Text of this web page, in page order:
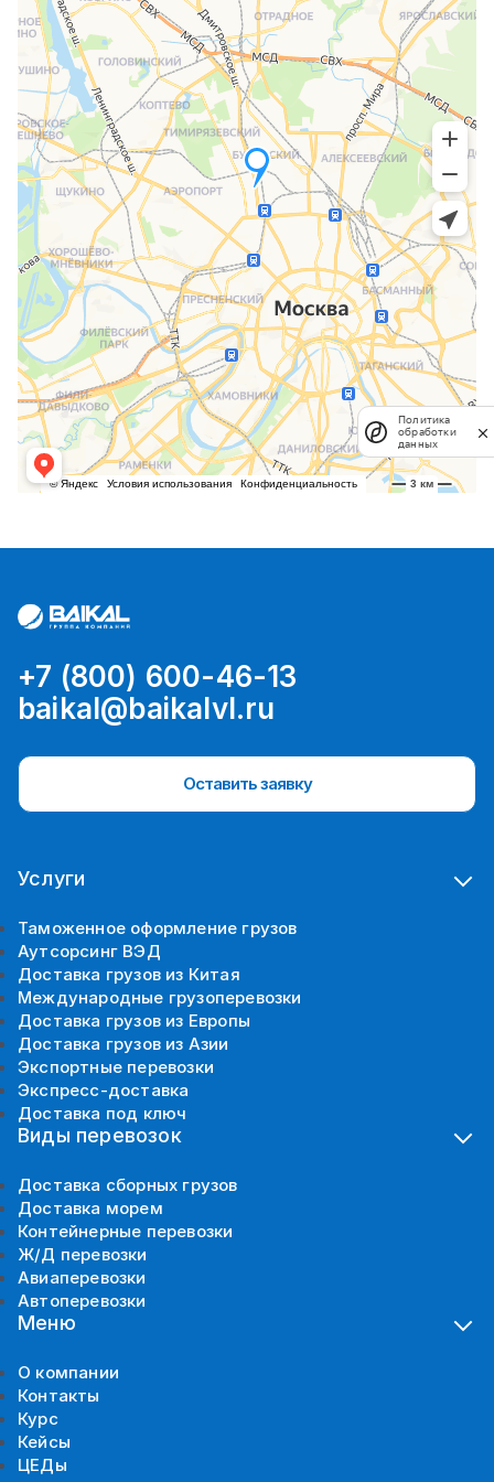
+7 (800) 600-46-13
baikal@baikalvl.ru
Оставить заявку
Услуги
Таможенное оформление грузов
Аутсорсинг ВЭД
Доставка грузов из Китая
Международные грузоперевозки
Доставка грузов из Европы
Доставка грузов из Азии
Экспортные перевозки
Экспресс-доставка
Доставка под ключ
Виды перевозок
Доставка сборных грузов
Доставка морем
Контейнерные перевозки
Ж/Д перевозки
Авиаперевозки
Автоперевозки
Меню
О компании
Контакты
Курс
Кейсы
ЦЕДы
Политика
обработки
данных